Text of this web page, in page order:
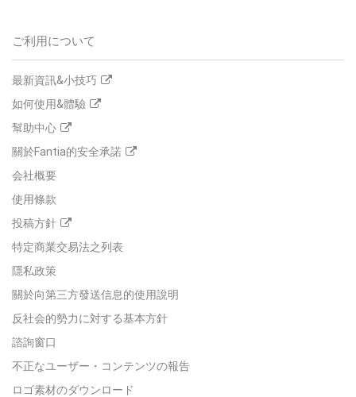
ご利用について
最新資訊&小技巧
如何使用&體驗
幫助中心
關於Fantia的安全承諾
会社概要
使用條款
投稿方針
特定商業交易法之列表
隱私政策
關於向第三方發送信息的使用說明
反社会的勢力に対する基本方針
諮詢窗口
不正なユーザー・コンテンツの報告
ロゴ素材のダウンロード